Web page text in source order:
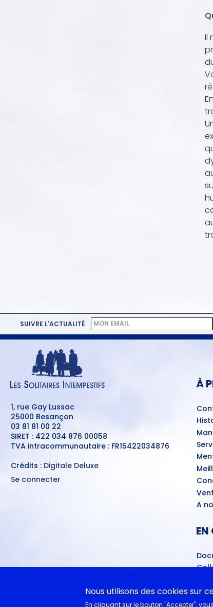
Il
SUIVRE L'ACTUALITÉ
1, rue Gay Lussac
25000 Besançon
03 81 81 00 22
SIRET : 422 034 876 00058
TVA intracommunautaire : FR15422034876
Crédits : Digitale Deluxe
MENU
Se connecter
À
A
EN
Nous utilisons des cookies sur
En cliquant sur le bouton "Accepter",